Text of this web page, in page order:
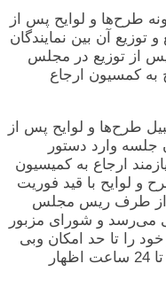
طرح‌ها و لوایح پس از
آن بین نمایندگان
از توزیع در مجلس
به کمسیون ارجاع
طرح‌ها و لوایح پس از
وارد دستور
ارجاع به کمیسیون
و لوایح با قید فوریت
از طرف ریس مجلس
می‌رسد و شورای مزبور
را تا حد امکان وبی
درنگ پس از آرای مجلس و یا حداکثر تا 24 ساعت اظهار